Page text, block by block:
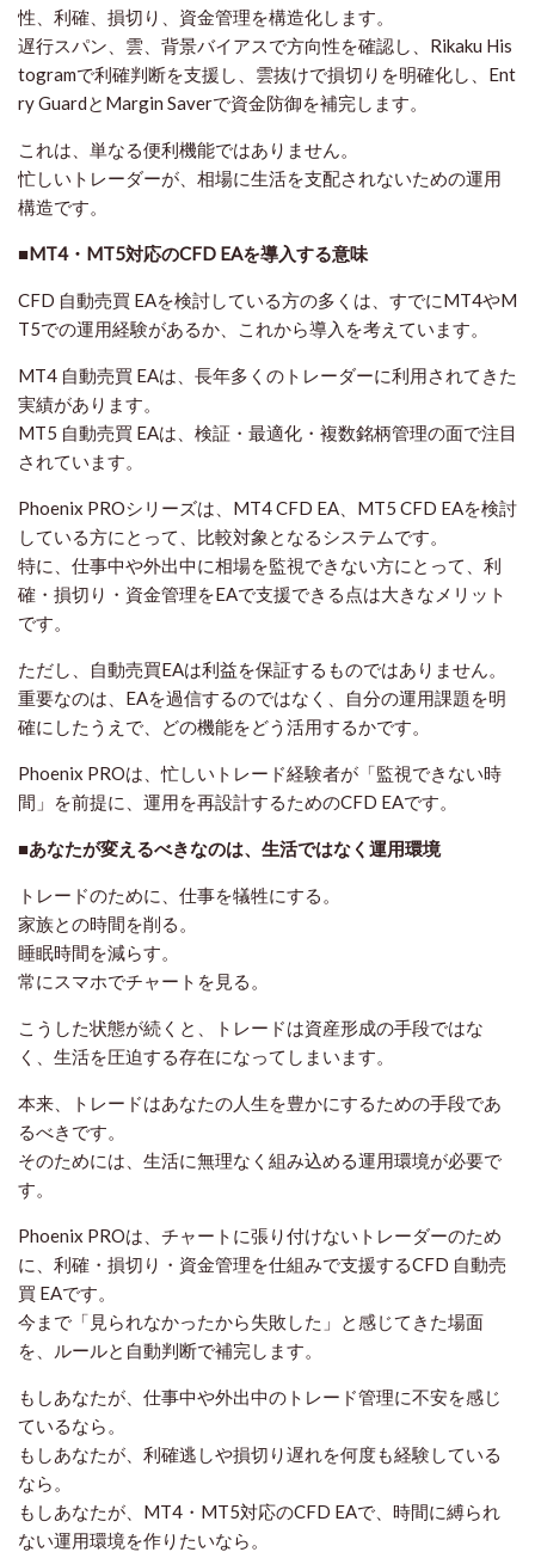
性、利確、損切り、資金管理を構造化します。
遅行スパン、雲、背景バイアスで方向性を確認し、Rikaku His
togramで利確判断を支援し、雲抜けで損切りを明確化し、Ent
ry GuardとMargin Saverで資金防御を補完します。
これは、単なる便利機能ではありません。
忙しいトレーダーが、相場に生活を支配されないための運用
構造です。
■MT4・MT5対応のCFD EAを導入する意味
CFD 自動売買 EAを検討している方の多くは、すでにMT4やM
T5での運用経験があるか、これから導入を考えています。
MT4 自動売買 EAは、長年多くのトレーダーに利用されてきた
実績があります。
MT5 自動売買 EAは、検証・最適化・複数銘柄管理の面で注目
されています。
Phoenix PROシリーズは、MT4 CFD EA、MT5 CFD EAを検討
している方にとって、比較対象となるシステムです。
特に、仕事中や外出中に相場を監視できない方にとって、利
確・損切り・資金管理をEAで支援できる点は大きなメリット
です。
ただし、自動売買EAは利益を保証するものではありません。
重要なのは、EAを過信するのではなく、自分の運用課題を明
確にしたうえで、どの機能をどう活用するかです。
Phoenix PROは、忙しいトレード経験者が「監視できない時
間」を前提に、運用を再設計するためのCFD EAです。
■あなたが変えるべきなのは、生活ではなく運用環境
トレードのために、仕事を犠牲にする。
家族との時間を削る。
睡眠時間を減らす。
常にスマホでチャートを見る。
こうした状態が続くと、トレードは資産形成の手段ではな
く、生活を圧迫する存在になってしまいます。
本来、トレードはあなたの人生を豊かにするための手段であ
るべきです。
そのためには、生活に無理なく組み込める運用環境が必要で
す。
Phoenix PROは、チャートに張り付けないトレーダーのため
に、利確・損切り・資金管理を仕組みで支援するCFD 自動売
買 EAです。
今まで「見られなかったから失敗した」と感じてきた場面
を、ルールと自動判断で補完します。
もしあなたが、仕事中や外出中のトレード管理に不安を感じ
ているなら。
もしあなたが、利確逃しや損切り遅れを何度も経験している
なら。
もしあなたが、MT4・MT5対応のCFD EAで、時間に縛られ
ない運用環境を作りたいなら。